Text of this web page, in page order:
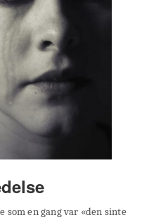
en gang var «den sinte